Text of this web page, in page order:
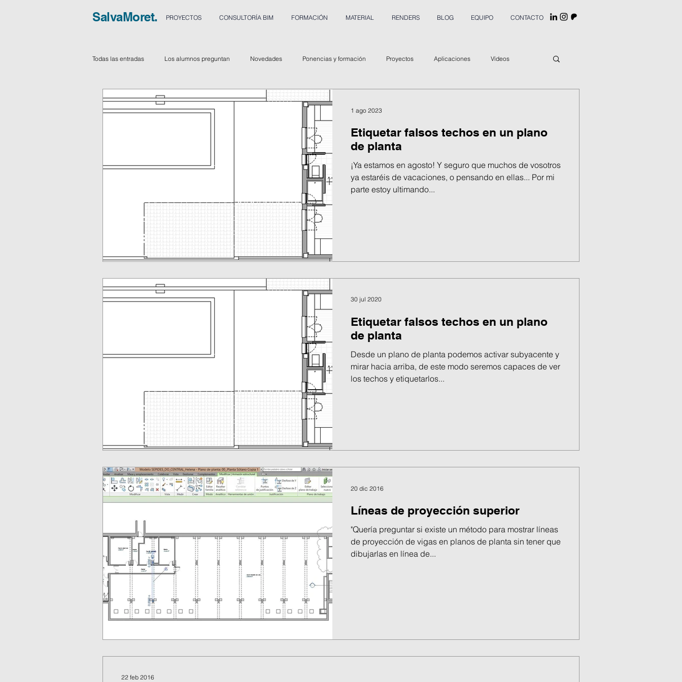
SalvaMoret. PROYECTOS CONSULTORÍA BIM FORMACIÓN MATERIAL RENDERS BLOG EQUIPO CONTACTO
Todas las entradas Los alumnos preguntan Novedades Ponencias y formación Proyectos Aplicaciones Vídeos
Etiquetar falsos techos en un plano
de planta
¡Ya estamos en agosto! Y seguro que muchos de vosotros
ya estaréis de vacaciones, o pensando en ellas... Por mi
parte estoy ultimando...
1 ago 2023
Etiquetar falsos techos en un plano
de planta
Desde un plano de planta podemos activar subyacente y
mirar hacia arriba, de este modo seremos capaces de ver
los techos y etiquetarlos...
30 jul 2020
Líneas de proyección superior
"Quería preguntar si existe un método para mostrar líneas
de proyección de vigas en planos de planta sin tener que
dibujarlas en línea de...
20 dic 2016
22 feb 2016